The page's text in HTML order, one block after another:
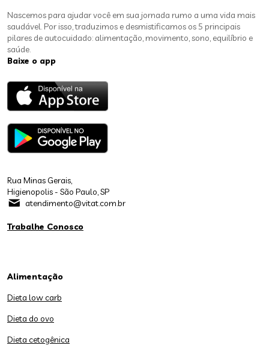
Nascemos para ajudar você em sua jornada rumo a uma vida mais
saudável. Por isso, traduzimos e desmistificamos os 5 principais
pilares de autocuidado: alimentação, movimento, sono, equilíbrio e
saúde.
Baixe o app
Rua Minas Gerais,
Higienopolis - São Paulo, SP
atendimento@vitat.com.br
Trabalhe Conosco
Alimentação
Dieta low carb
Dieta do ovo
Dieta cetogênica